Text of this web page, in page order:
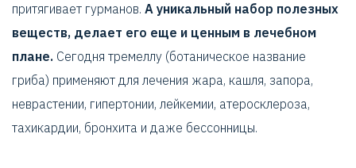
притягивает гурманов. А уникальный набор полезных
веществ, делает его еще и ценным в лечебном
плане. Сегодня тремеллу (ботаническое название
гриба) применяют для лечения жара, кашля, запора,
неврастении, гипертонии, лейкемии, атеросклероза,
тахикардии, бронхита и даже бессонницы.